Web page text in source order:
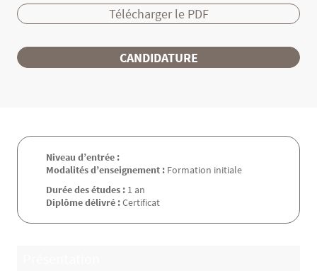
Télécharger le PDF
CANDIDATURE
Niveau d’entrée :
Modalités d’enseignement : Formation initiale
Durée des études : 1 an
Diplôme délivré :Certificat